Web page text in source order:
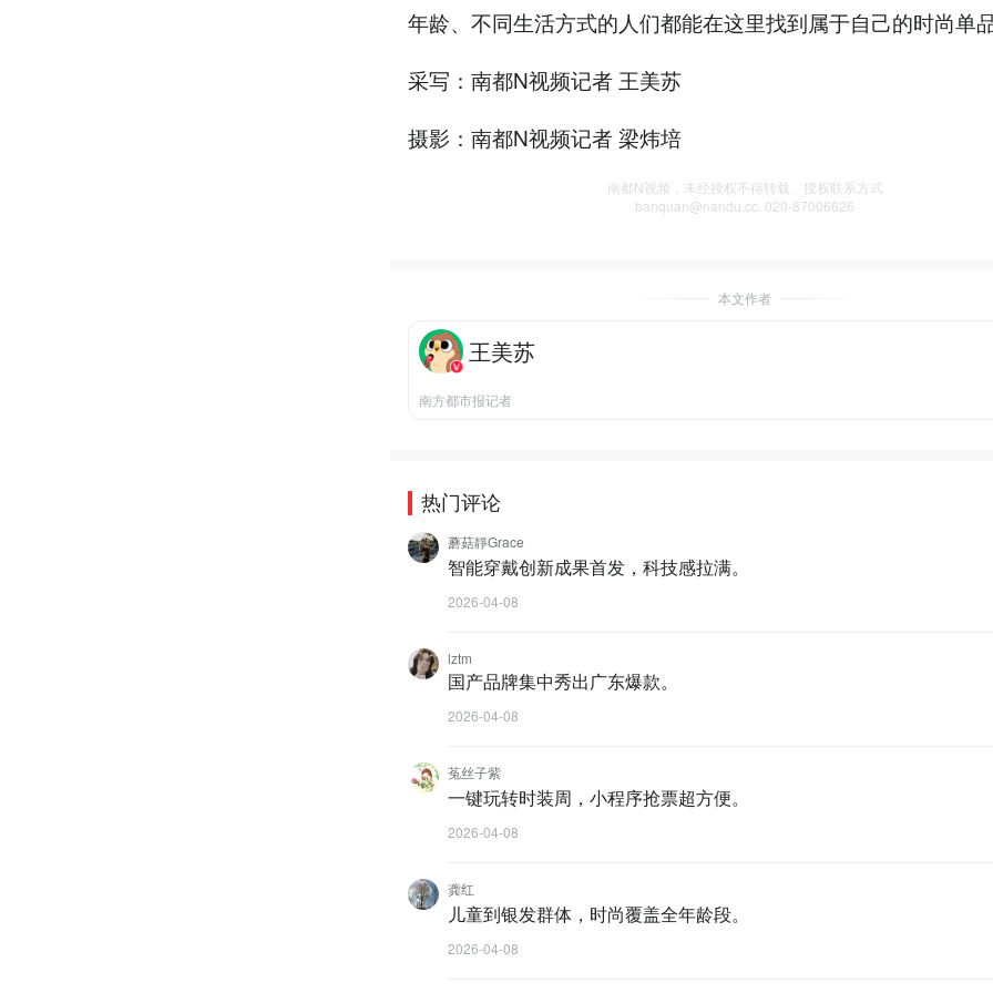
年龄、不同生活方式的人们都能在这里找到属于自己的时尚单
采写：南都N视频记者 王美苏
摄影：南都N视频记者 梁炜培
南都N视频，未经授权不得转载、授权联系方式
banquan@nandu.cc. 020-87006626
本文作者
王美苏
南方都市报记者
热门评论
蘑菇靜Grace
智能穿戴创新成果首发，科技感拉满。
2026-04-08
lztm
国产品牌集中秀出广东爆款。
2026-04-08
菟丝子紫
一键玩转时装周，小程序抢票超方便。
2026-04-08
龚红
儿童到银发群体，时尚覆盖全年龄段。
2026-04-08